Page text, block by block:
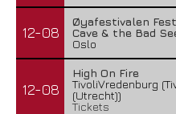
12-08
Øyafestivalen
Cave & the Bad
Oslo
12-08
High On Fire
TivoliVredenburg
(Utrecht))
Tickets